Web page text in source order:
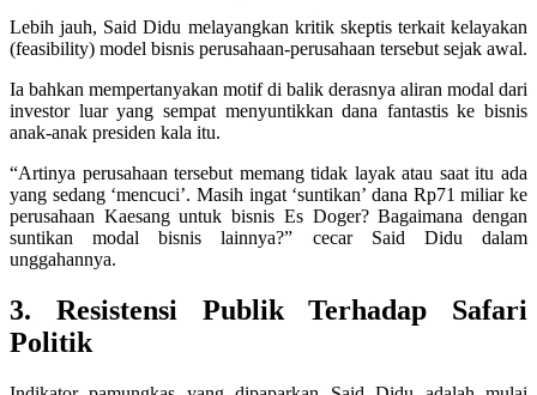
Lebih jauh, Said Didu melayangkan kritik skeptis terkait kelayakan
(feasibility) model bisnis perusahaan-perusahaan tersebut sejak awal.
Ia bahkan mempertanyakan motif di balik derasnya aliran modal dari
investor luar yang sempat menyuntikkan dana fantastis ke bisnis
anak-anak presiden kala itu.
“Artinya perusahaan tersebut memang tidak layak atau saat itu ada
yang sedang ‘mencuci’. Masih ingat ‘suntikan’ dana Rp71 miliar ke
perusahaan Kaesang untuk bisnis Es Doger? Bagaimana dengan
suntikan modal bisnis lainnya?” cecar Said Didu dalam
unggahannya.
3. Resistensi Publik Terhadap Safari
Politik